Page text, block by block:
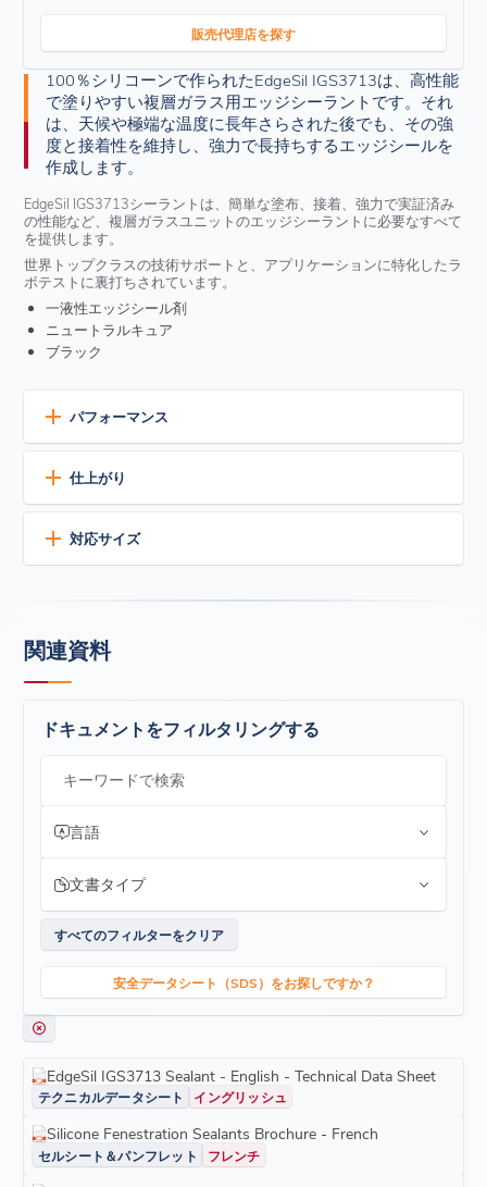
販売代理店を探す
100％シリコーンで作られたEdgeSil IGS3713は、高性能
で塗りやすい複層ガラス用エッジシーラントです。それ
は、天候や極端な温度に長年さらされた後でも、その強
度と接着性を維持し、強力で長持ちするエッジシールを
作成します。
EdgeSil IGS3713シーラントは、簡単な塗布、接着、強力で実証済み
の性能など、複層ガラスユニットのエッジシーラントに必要なすべて
を提供します。
世界トップクラスの技術サポートと、アプリケーションに特化したラ
ボテストに裏打ちされています。
一液性エッジシール剤
ニュートラルキュア
ブラック
パフォーマンス
優れた耐久性
す。
硬化後は、40°F～250°F（4°C～121°C）で完全な弾力性
を維持します。
優れた性能
高伸縮性
高い引張強度
素早く簡単に塗布できる
一液方式
低ポンプ粘度と高い塗布量により、エッジの溝を素早く完
低サグ、イージーツーリングシーラントは、完全に硬化す
るまでその場に留まります。
実証された構造能力
ASTM C1369規格に適合しています
E2190規格に準拠しています
仕上がり
現在、標準色2色で展開中です。
ブラック グレー
対応サイズ
55ガロン（208L）繊維製または鋼製ドラム缶
関連資料
ドキュメントをフィルタリングする
キーワードで検索
言語
文書タイプ
すべてのフィルターをクリア
安全データシート（SDS）をお探しですか？
EdgeSil IGS3713 Sealant - English - Technical Data Sheet
テクニカルデータシート イングリッシュ
Silicone Fenestration Sealants Brochure - French
セルシート＆パンフレット フレンチ